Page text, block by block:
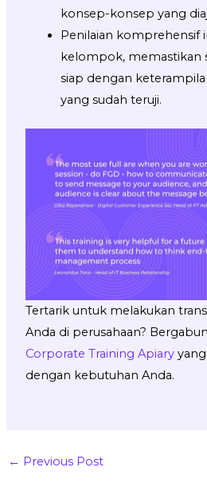
konsep-konsep yang
Penilaian komprehensif
kelompok, memastikan
siap dengan
yang sudah teruji.
Tertarik untuk melakukan
Anda di perusahaan?
Corporate Training Apiary
dengan kebutuhan Anda.
← Previous Post